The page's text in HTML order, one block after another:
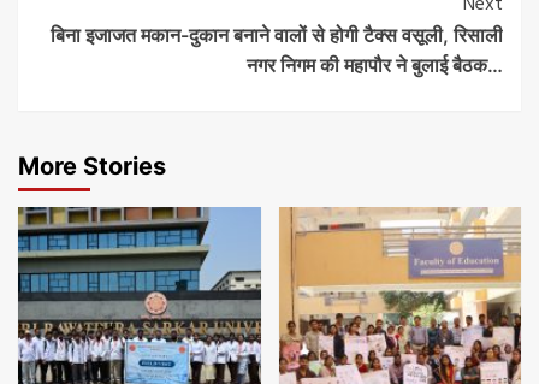
बिना इजाजत मकान-दुकान बनाने वालों से होगी टैक्स वसूली, रिसाली
नगर निगम की महापौर ने बुलाई बैठक…
More Stories